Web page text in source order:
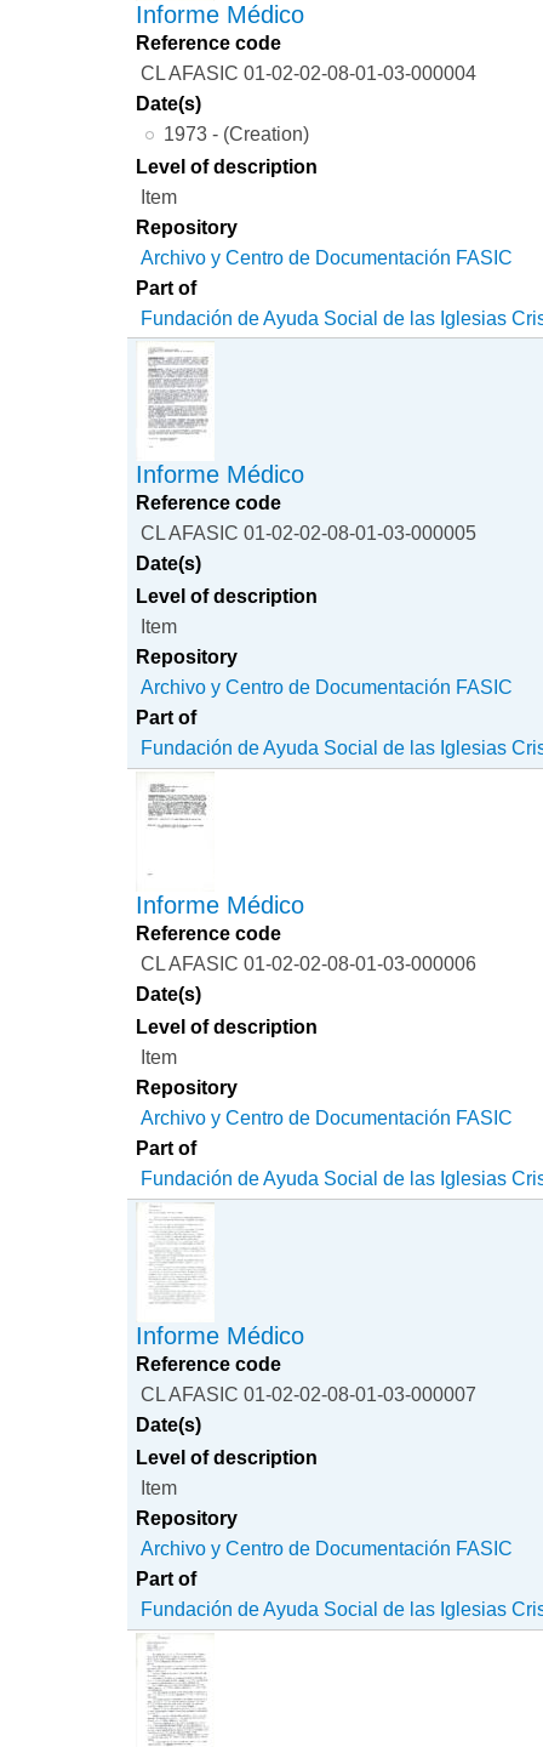
Informe Médico
Reference code
CL AFASIC 01-02-02-08-01-03-000004
Date(s)
1973 - (Creation)
Level of description
Item
Repository
Archivo y Centro de Documentación FASIC
Part of
Fundación de Ayuda Social de las Iglesias
Informe Médico
Reference code
CL AFASIC 01-02-02-08-01-03-000005
Date(s)
Level of description
Item
Repository
Archivo y Centro de Documentación FASIC
Part of
Fundación de Ayuda Social de las Iglesias
Informe Médico
Reference code
CL AFASIC 01-02-02-08-01-03-000006
Date(s)
Level of description
Item
Repository
Archivo y Centro de Documentación FASIC
Part of
Fundación de Ayuda Social de las Iglesias
Informe Médico
Reference code
CL AFASIC 01-02-02-08-01-03-000007
Date(s)
Level of description
Item
Repository
Archivo y Centro de Documentación FASIC
Part of
Fundación de Ayuda Social de las Iglesias